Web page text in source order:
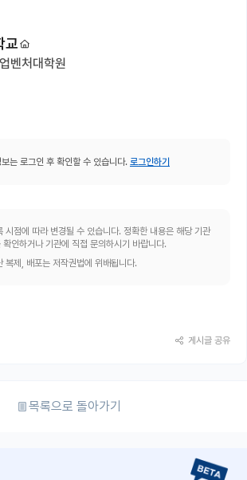
교
벤처대학원
보는 로그인 후 확인할 수 있습니다. 로그인하기
시점에 따라 변경될 수 있습니다. 정확한 내용은 해당 기관
인하거나 기관에 직접 문의하시기 바랍니다.
복제, 배포는 저작권법에 위배됩니다.
게시글 공유
목록으로 돌아가기